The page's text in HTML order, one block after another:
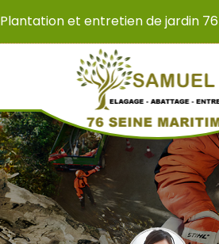
Plantation et entretien de jardin 76